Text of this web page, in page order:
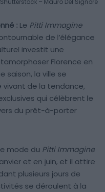
: Le Pitti Immagine
de l’élégance
investit une
Florence en
saison, la ville se
de la tendance,
qui célèbrent le
du prêt-à-porter
mode du Pitti Immagine
et en juin, et il attire
plusieurs jours de
se déroulent à la